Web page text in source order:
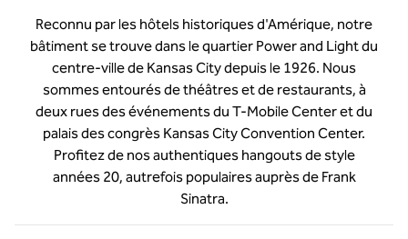
Reconnu par les hôtels historiques d'Amérique, notre
bâtiment se trouve dans le quartier Power and Light du
centre-ville de Kansas City depuis le 1926. Nous
sommes entourés de théâtres et de restaurants, à
deux rues des événements du T-Mobile Center et du
palais des congrès Kansas City Convention Center.
Profitez de nos authentiques hangouts de style
années 20, autrefois populaires auprès de Frank
Sinatra.